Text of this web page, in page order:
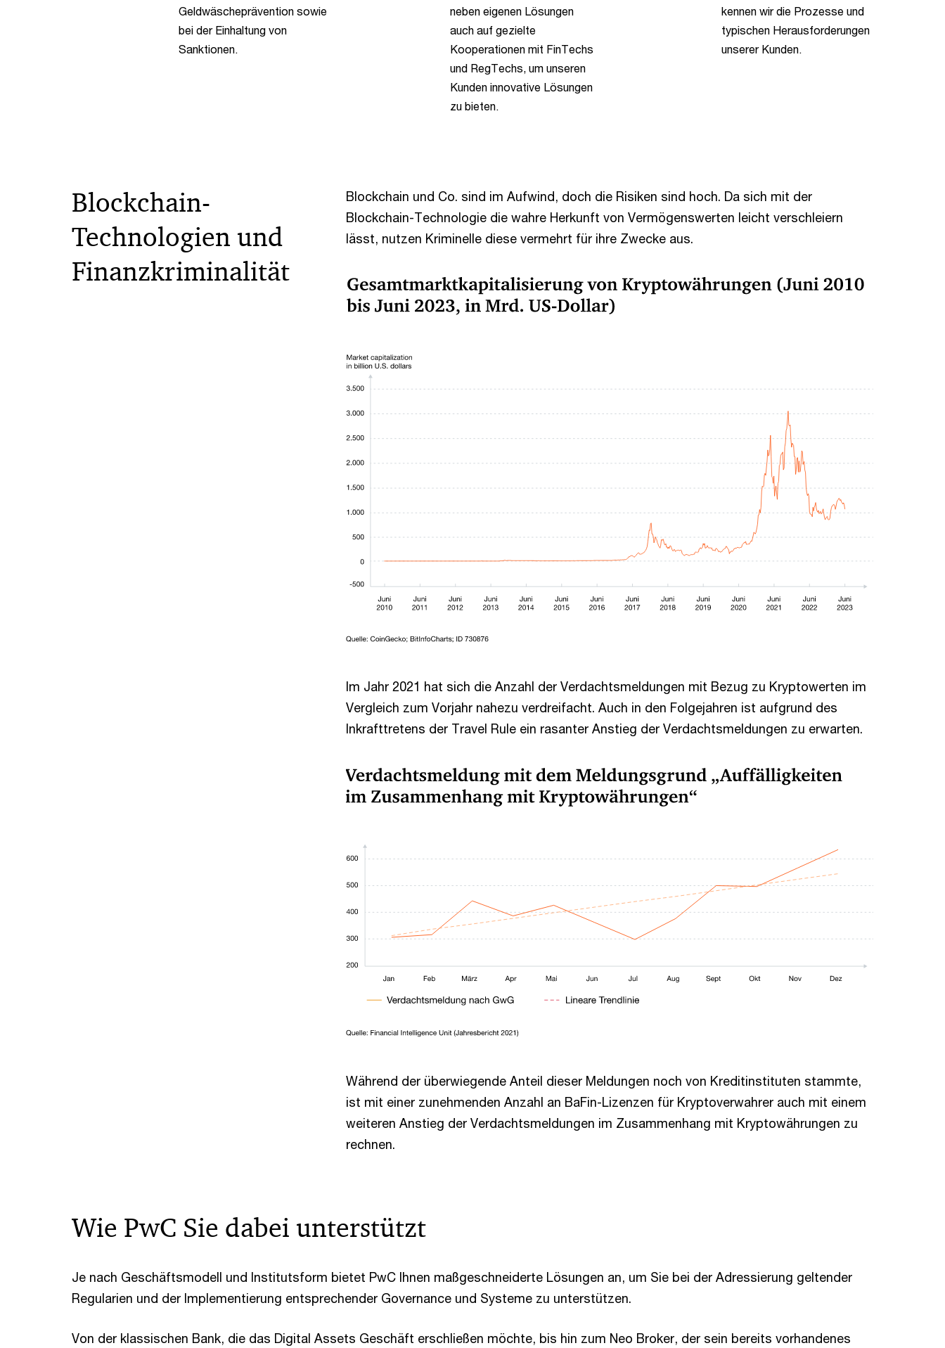
Geldwäscheprävention sowie
bei der Einhaltung von
Sanktionen.
neben eigenen Lösungen
auch auf gezielte
Kooperationen mit FinTechs
und RegTechs, um unseren
Kunden innovative Lösungen
zu bieten.
kennen wir die Prozesse und
typischen Herausforderungen
unserer Kunden.
Blockchain-
Technologien und
Finanzkriminalität
Blockchain und Co. sind im Aufwind, doch die Risiken sind hoch. Da sich mit der
Blockchain-Technologie die wahre Herkunft von Vermögenswerten leicht verschleiern
lässt, nutzen Kriminelle diese vermehrt für ihre Zwecke aus.
Im Jahr 2021 hat sich die Anzahl der Verdachtsmeldungen mit Bezug zu Kryptowerten im
Vergleich zum Vorjahr nahezu verdreifacht. Auch in den Folgejahren ist aufgrund des
Inkrafttretens der Travel Rule ein rasanter Anstieg der Verdachtsmeldungen zu erwarten.
Während der überwiegende Anteil dieser Meldungen noch von Kreditinstituten stammte,
ist mit einer zunehmenden Anzahl an BaFin-Lizenzen für Kryptoverwahrer auch mit einem
weiteren Anstieg der Verdachtsmeldungen im Zusammenhang mit Kryptowährungen zu
rechnen.
Wie PwC Sie dabei unterstützt
Je nach Geschäftsmodell und Institutsform bietet PwC Ihnen maßgeschneiderte Lösungen an, um Sie bei der Adressierung geltender
Regularien und der Implementierung entsprechender Governance und Systeme zu unterstützen.
Von der klassischen Bank, die das Digital Assets Geschäft erschließen möchte, bis hin zum Neo Broker, der sein bereits vorhandenes